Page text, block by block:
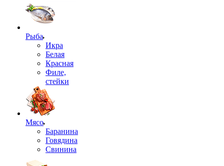
Рыба
Икра
Белая
Красная
Филе,
стейки
Мясо
Баранина
Говядина
Свинина